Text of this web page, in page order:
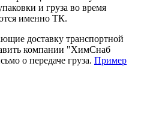
и груза во время
именно ТК.
доставку транспортной
компании "ХимСнаб
о передаче груза. Пример